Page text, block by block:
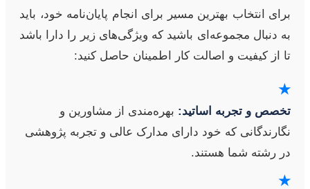
برای انتخاب بهترین مسیر برای انجام پایان‌نامه خود، باید
به دنبال مجموعه‌ای باشید که ویژگی‌های زیر را دارا باشد
تا از کیفیت و اصالت کار اطمینان حاصل کنید:
★
تخصص و تجربه اساتید: بهره‌مندی از مشاورین و
نگارندگانی که خود دارای مدارک عالی و تجربه پژوهشی
در رشته شما هستند.
★